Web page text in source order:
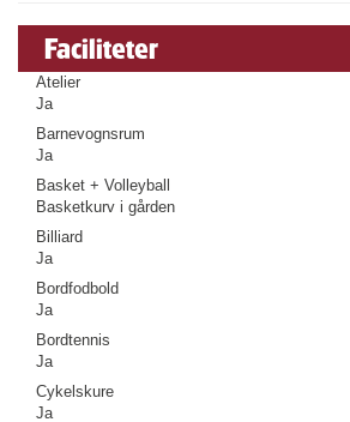
Faciliteter
Atelier
Ja
Barnevognsrum
Ja
Basket + Volleyball
Basketkurv i gården
Billiard
Ja
Bordfodbold
Ja
Bordtennis
Ja
Cykelskure
Ja